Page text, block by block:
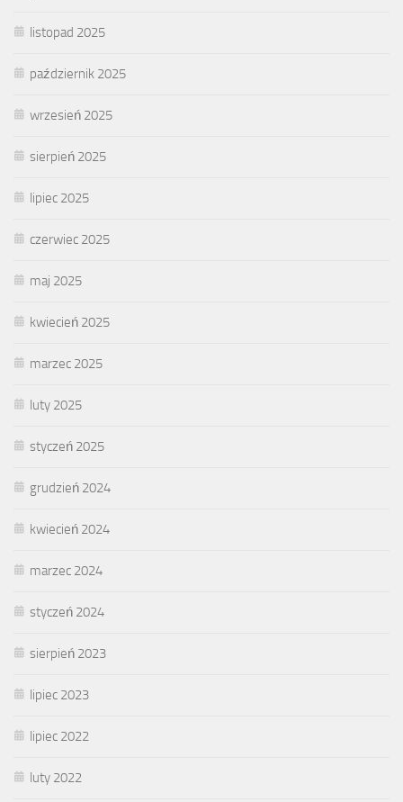
listopad 2025
październik 2025
wrzesień 2025
sierpień 2025
lipiec 2025
czerwiec 2025
maj 2025
kwiecień 2025
marzec 2025
luty 2025
styczeń 2025
grudzień 2024
kwiecień 2024
marzec 2024
styczeń 2024
sierpień 2023
lipiec 2023
lipiec 2022
luty 2022